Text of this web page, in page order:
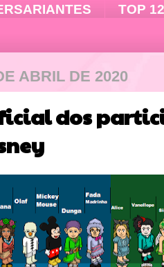
TOP 12
ABRIL DE 2020
dos